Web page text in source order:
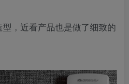
，近看产品也是做了细致的